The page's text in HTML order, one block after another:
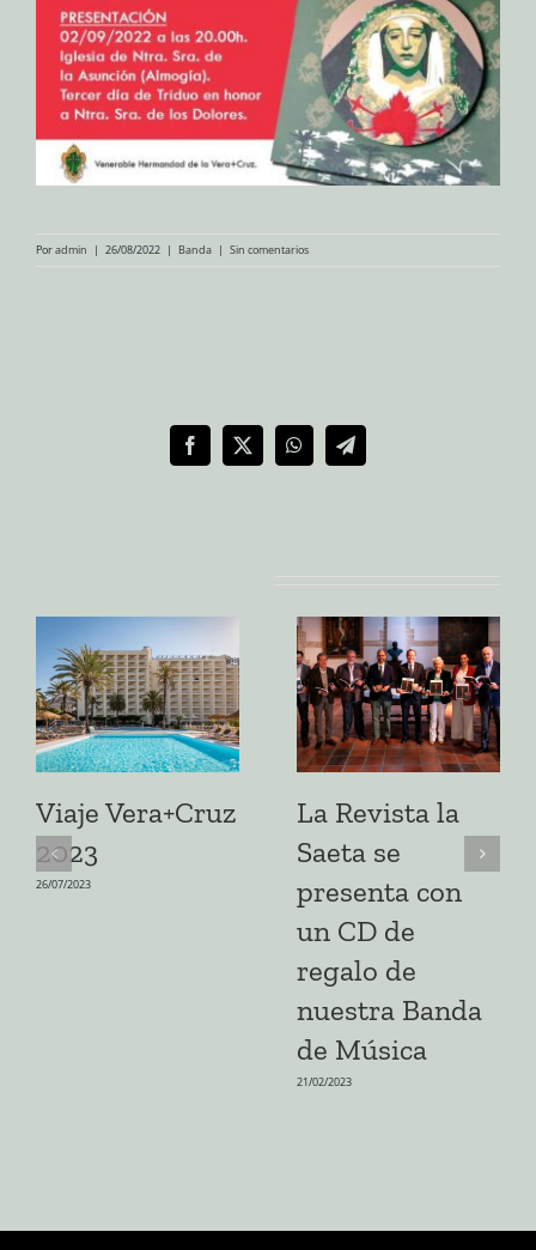
Poradmin | 26/08/2022 | Banda | Sin comentarios
Facebook
X WhatsAppTelegram
Viaje Vera+Cruz
2023
26/07/2023
La Revista la
Saeta se
presenta con
un CD de
regalo de
nuestra Banda
de Música
21/02/2023